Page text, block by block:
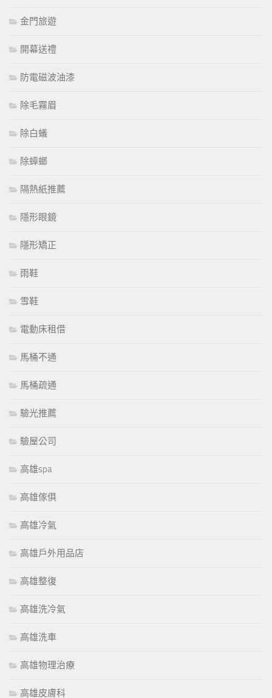
金門旅遊
開幕送禮
防電磁波油漆
除毛霧眉
除白蟻
除蟑螂
隔熱紙推薦
隱形眼鏡
隱形矯正
雨鞋
雪鞋
電動床租借
馬桶不通
馬桶疏通
驗光推薦
驗屋公司
高雄spa
高雄傢俱
高雄冷氣
高雄戶外用品店
高雄整復
高雄洗冷氣
高雄洗車
高雄物理治療
高雄皮膚科